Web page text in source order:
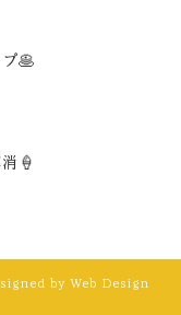
🥞
🍦
by Web Design